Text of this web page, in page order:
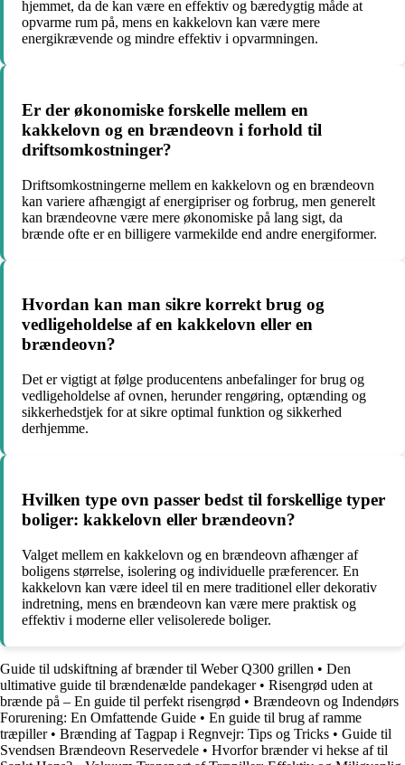
hjemmet, da de kan være en effektiv og bæredygtig måde at
opvarme rum på, mens en kakkelovn kan være mere
energikrævende og mindre effektiv i opvarmningen.
Er der økonomiske forskelle mellem en
kakkelovn og en brændeovn i forhold til
driftsomkostninger?
Driftsomkostningerne mellem en kakkelovn og en brændeovn
kan variere afhængigt af energipriser og forbrug, men generelt
kan brændeovne være mere økonomiske på lang sigt, da
brænde ofte er en billigere varmekilde end andre energiformer.
Hvordan kan man sikre korrekt brug og
vedligeholdelse af en kakkelovn eller en
brændeovn?
Det er vigtigt at følge producentens anbefalinger for brug og
vedligeholdelse af ovnen, herunder rengøring, optænding og
sikkerhedstjek for at sikre optimal funktion og sikkerhed
derhjemme.
Hvilken type ovn passer bedst til forskellige typer
boliger: kakkelovn eller brændeovn?
Valget mellem en kakkelovn og en brændeovn afhænger af
boligens størrelse, isolering og individuelle præferencer. En
kakkelovn kan være ideel til en mere traditionel eller dekorativ
indretning, mens en brændeovn kan være mere praktisk og
effektiv i moderne eller velisolerede boliger.
Guide til udskiftning af brænder til Weber Q300 grillen • Den
ultimative guide til brændenælde pandekager• Risengrød uden at
brænde på – En guide til perfekt risengrød • Brændeovn og Indendørs
Forurening: En Omfattende Guide • En guide til brug af ramme
træpiller• Brænding af Tagpap i Regnvejr: Tips og Tricks • Guide til
Svendsen Brændeovn Reservedele • Hvorfor brænder vi hekse af til